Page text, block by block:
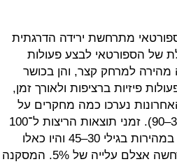
לחיי הספורטאי מתרחשת ירידה הדרגתית
של הספורטאי לבצע פעולות
מהירה למרחק קצר, והן בכושר
פיזיות ברציפות ולאורך זמן,
נערכו כמה מחקרים על
ספורטאים מבוגרים (ספורטאים חובבנים בגילי 35–90). זמני תוצאות הריצות ל־100
מטר הראו שישנם ספורטאים שחוו ירידה של 2% במהירות בגילי 30–45 והיו כאלו
שהראו ירידה של 10%. היו גם כאלו שאפילו התרחשה אצלם עלייה של 5%. המסקנה